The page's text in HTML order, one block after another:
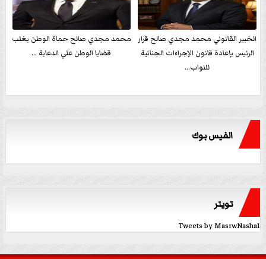
الخبير القانوني محمد مجدي صالح قرار
الرئيس بإعادة قانون الإجراءات الجنائية
للنواب...
محمد مجدي صالح حماة الوطن يغلب
قضايا الوطن علي الدعاية ...
الفيس بوك
تويتر
Tweets by MasrwNasha1